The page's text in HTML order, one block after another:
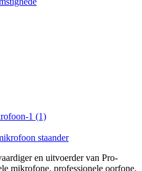
en uitvoerder van Pro-
mikrofone, professionele oorfone,